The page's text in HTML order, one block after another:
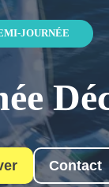
JOURNÉE
Contact